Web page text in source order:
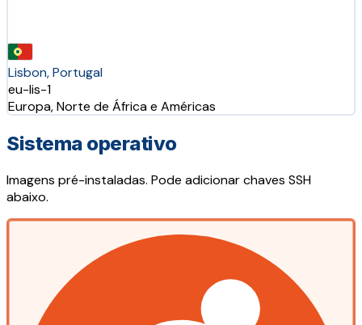
Lisbon, Portugal
eu-lis-1
Europa, Norte de África e Américas
Sistema operativo
Imagens pré-instaladas. Pode adicionar chaves SSH
abaixo.